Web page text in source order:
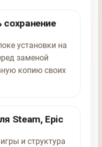
сохранение
установки на
заменой
копию своих
Steam, Epic
и структура